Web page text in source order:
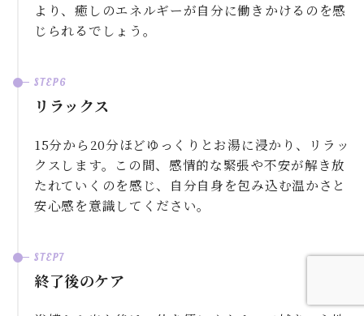
より、癒しのエネルギーが自分に働きかけるのを感
じられるでしょう。
リラックス
15分から20分ほどゆっくりとお湯に浸かり、リラッ
クスします。この間、感情的な緊張や不安が解き放
たれていくのを感じ、自分自身を包み込む温かさと
安心感を意識してください。
終了後のケア